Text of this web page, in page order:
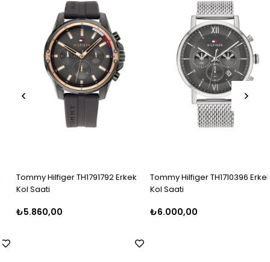
Tommy Hilfiger TH1791792 Erkek
Kol Saati
₺5.860,00
Tommy Hilfiger TH1710396 Erkek
Kol Saati
₺6.000,00